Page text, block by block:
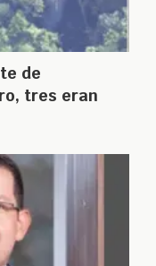
de
tres eran